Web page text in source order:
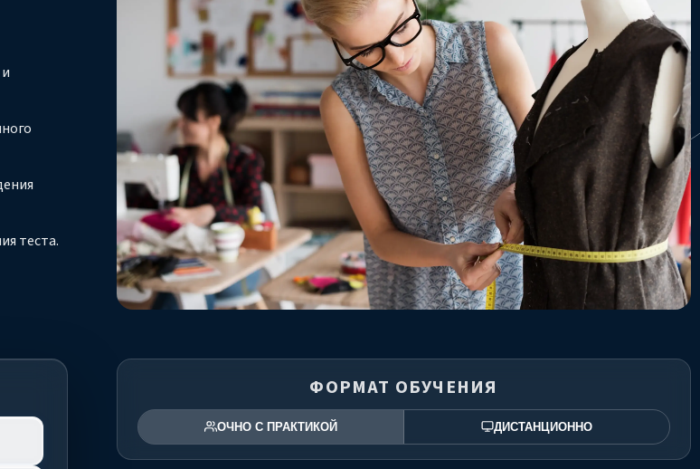
теста.
ФОРМАТ ОБУЧЕНИЯ
ОЧНО С ПРАКТИКОЙ ДИСТАНЦИОННО